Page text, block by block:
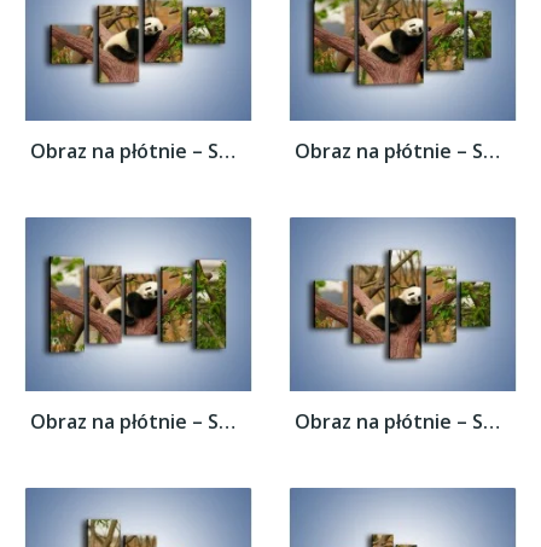
Obraz na płótnie – Sen pandy na drzewie –... Obraz na płótnie – Sen pandy na drzewie –...
Obraz na płótnie – Sen pandy na drzewie –... Obraz na płótnie – Sen pandy na drzewie –...